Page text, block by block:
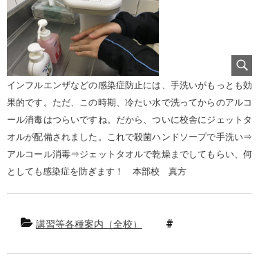
インフルエンザなどの感染症防止には、手洗いがもっとも効
果的です。ただ、この時期、冷たい水で洗ってからのアルコ
ール消毒はつらいですね。だから、ついに校舎にジェットタ
オルが配備されました。これで殺菌ハンドソープで手洗い⇒
アルコール消毒⇒ジェットタオルで乾燥までしてもらい、何
としても感染症を防ぎます！ 本部校 真方
講習等各種案内（全校）